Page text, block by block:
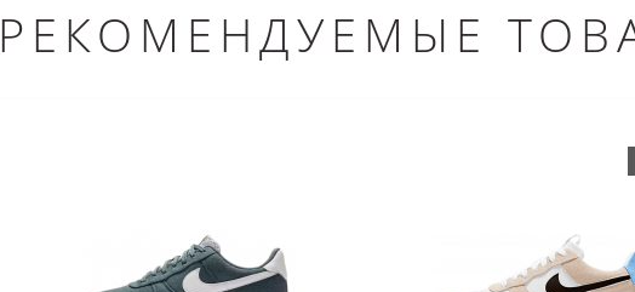
РЕКОМЕНДУЕМЫЕ